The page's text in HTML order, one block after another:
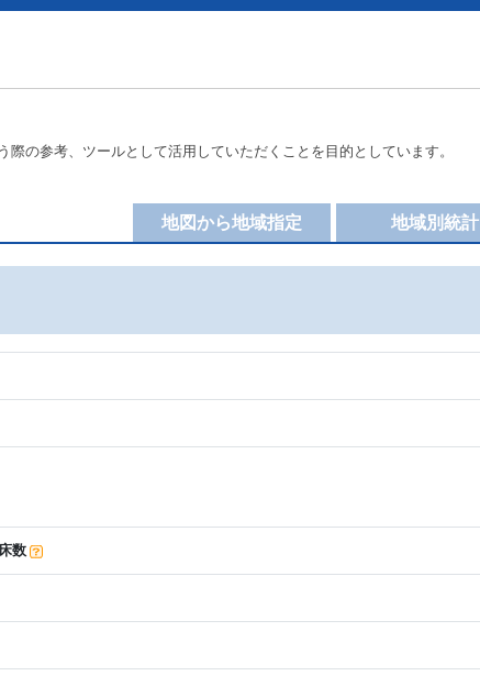
の参考、ツールとして活用していただくことを目的としています。
地域別統計
地図から地域指定
数